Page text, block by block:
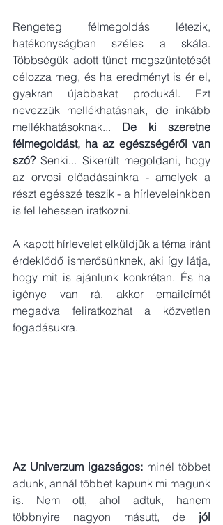
Rengeteg félmegoldás létezik,
hatékonyságban széles a skála.
Többségük adott tünet megszüntetését
célozza meg, és ha eredményt is ér el,
gyakran újabbakat produkál. Ezt
nevezzük mellékhatásnak, de inkább
mellékhatásoknak... De ki szeretne
félmegoldást, ha az egészségéről van
szó? Senki... Sikerült megoldani, hogy
az orvosi előadásainkra - amelyek a
részt egésszé teszik - a hírleveleinkben
is fel lehessen iratkozni.
A kapott hírlevelet elküldjük a téma iránt
érdeklődő ismerősünknek, aki így látja,
hogy mit is ajánlunk konkrétan. És ha
igénye van rá, akkor emailcímét
megadva feliratkozhat a közvetlen
fogadásukra.
Az Univerzum igazságos: minél többet
adunk, annál többet kapunk mi magunk
is. Nem ott, ahol adtuk, hanem
többnyire nagyon másutt, de jól